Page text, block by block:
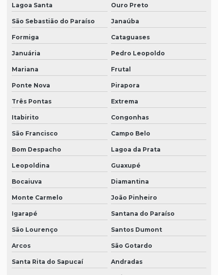
Lagoa Santa Ouro Preto
São Sebastião do Paraíso Janaúba
Formiga Cataguases
Januária Pedro Leopoldo
Mariana Frutal
Ponte Nova Pirapora
Três Pontas Extrema
Itabirito Congonhas
São Francisco Campo Belo
Bom Despacho Lagoa da Prata
Leopoldina Guaxupé
Bocaiuva Diamantina
Monte Carmelo João Pinheiro
Igarapé Santana do Paraíso
São Lourenço Santos Dumont
Arcos São Gotardo
Santa Rita do Sapucaí Andradas